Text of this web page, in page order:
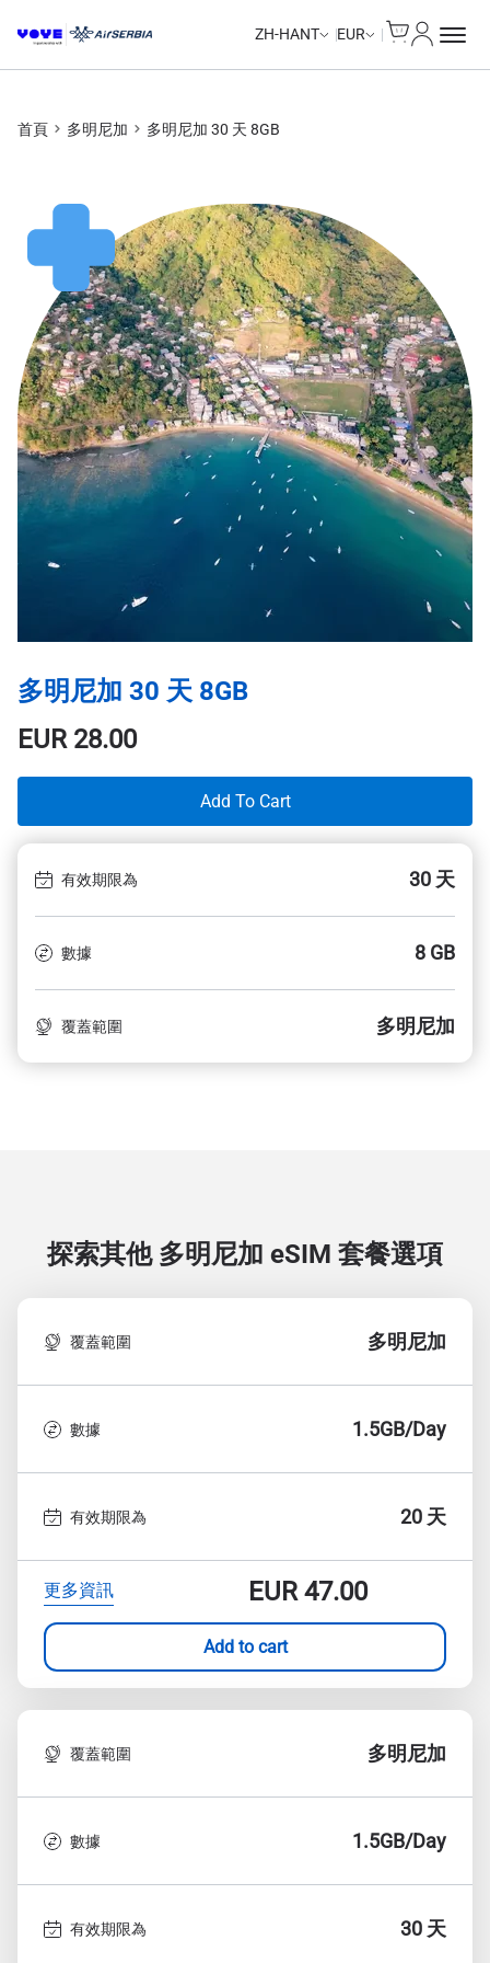
ZH-HANT EUR
首頁 多明尼加 多明尼加 30 天 8GB
多明尼加 30 天 8GB
EUR28.00
Add To Cart
有效期限為 30 天
數據 8 GB
覆蓋範圍 多明尼加
探索其他 多明尼加 eSIM 套餐選項
覆蓋範圍 多明尼加
數據 1.5GB/Day
有效期限為 20 天
更多資訊 EUR47.00
Add to cart
覆蓋範圍 多明尼加
數據 1.5GB/Day
有效期限為 30 天